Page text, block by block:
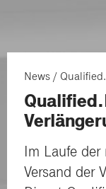
News
Im Laufe der
Versand der